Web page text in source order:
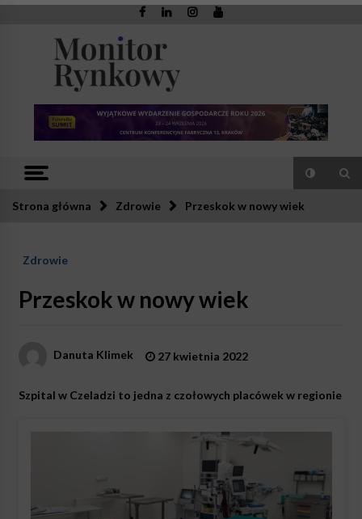
Skip
Monitor
Rynkowy
Strona główna Zdrowie Przeskok w nowy wiek
Zdrowie
Przeskok w nowy wiek
Danuta Klimek 27 kwietnia 2022
Szpital w Czeladzi to jedna z czołowych placówek w regionie